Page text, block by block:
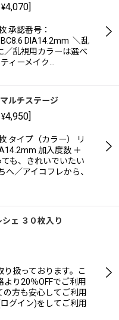
¥4,070]
承認番号：
DIA14.2mm ＼乱
／乱視用カラーは選べ
ィーメイク…
ルチステージ
¥4,950]
タイプ（カラー） リ
加入度数 ＋
も、きれいでいたい
へ／アイコフレから、
ェ ３０枚入り
扱っております。こ
り20％OFFでご利用
方も安心してご利用
グイン)をしてご利用